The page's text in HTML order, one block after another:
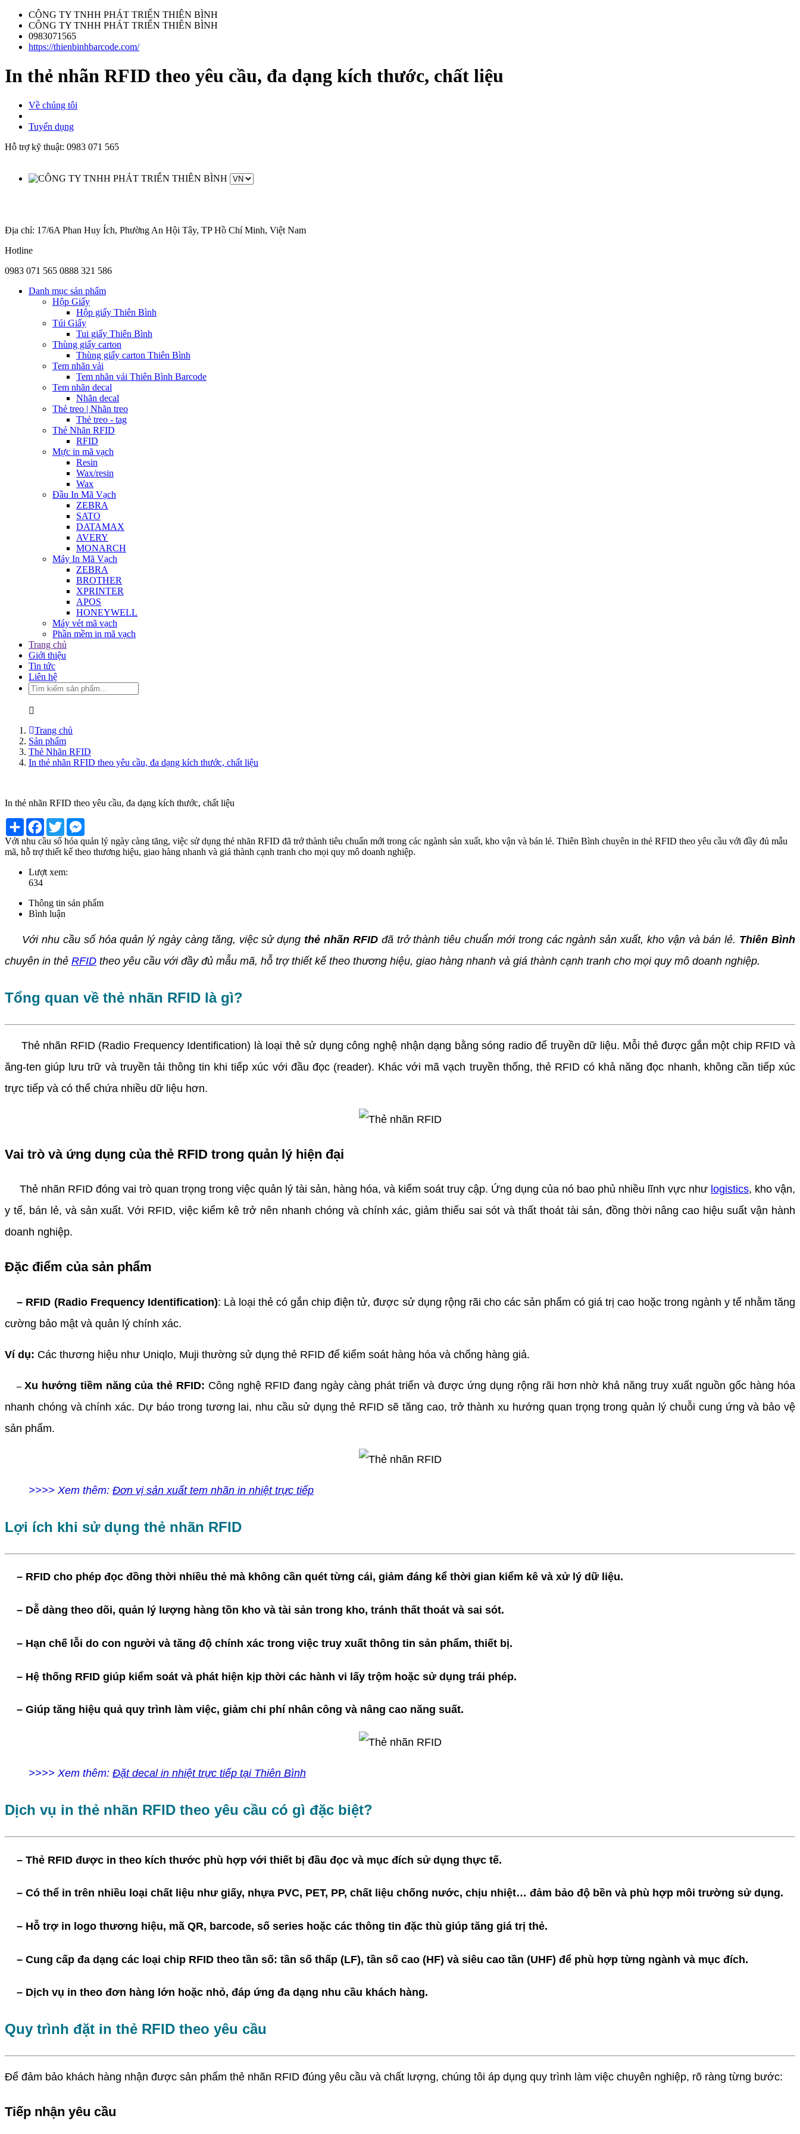
CÔNG TY TNHH PHÁT TRIỂN THIÊN BÌNH
CÔNG TY TNHH PHÁT TRIỂN THIÊN BÌNH
0983071565
https://thienbinhbarcode.com/
In thẻ nhãn RFID theo yêu cầu, đa dạng kích thước, chất liệu
Về chúng tôi
Tuyển dụng
Hỗ trợ kỹ thuật: 0983 071 565
Địa chỉ: 17/6A Phan Huy Ích, Phường An Hội Tây, TP Hồ Chí Minh, Việt Nam
Hotline
0983 071 565 0888 321 586
Danh mục sản phẩm
Hộp Giấy
Hộp giấy Thiên Bình
Túi Giấy
Tui giấy Thiên Bình
Thùng giấy carton
Thùng giấy carton Thiên Bình
Tem nhãn vải
Tem nhãn vải Thiên Bình Barcode
Tem nhãn decal
Nhãn decal
Thẻ treo | Nhãn treo
Thẻ treo - tag
Thẻ Nhãn RFID
RFID
Mực in mã vạch
Resin
Wax/resin
Wax
Đầu In Mã Vạch
ZEBRA
SATO
DATAMAX
AVERY
MONARCH
Máy In Mã Vạch
ZEBRA
BROTHER
XPRINTER
APOS
HONEYWELL
Máy vét mã vạch
Phần mềm in mã vạch
Trang chủ
Giới thiệu
Tin tức
Liên hệ
Trang chủ
Sản phẩm
Thẻ Nhãn RFID
In thẻ nhãn RFID theo yêu cầu, đa dạng kích thước, chất liệu
In thẻ nhãn RFID theo yêu cầu, đa dạng kích thước, chất liệu
Share Facebook
Twitter
Với nhu cầu số hóa quản lý ngày càng tăng, việc sử dụng thẻ nhãn RFID đã trở thành tiêu chuẩn mới trong các ngành sản xuất, kho vận và bán lẻ. Thiên Bình chuyên in thẻ RFID theo yêu cầu với đầy đủ mẫu
mã, hỗ trợ thiết kế theo thương hiệu, giao hàng nhanh và giá thành cạnh tranh cho mọi quy mô doanh nghiệp.
Lượt xem:
634
Thông tin sản phẩm
Bình luận
Với nhu cầu số hóa quản lý ngày càng tăng, việc sử dụngthẻ nhãn RFIDđã trở thành tiêu chuẩn mới trong các ngành sản xuất, kho vận và bán lẻ. Thiên Bình
chuyên in thẻ RFID theo yêu cầu với đầy đủ mẫu mã, hỗ trợ thiết kế theo thương hiệu, giao hàng nhanh và giá thành cạnh tranh cho mọi quy mô doanh nghiệp.
Tổng quan về thẻ nhãn RFID là gì?
Thẻ nhãn RFID (Radio Frequency Identification) là loại thẻ sử dụng công nghệ nhận dạng bằng sóng radio để truyền dữ liệu. Mỗi thẻ được gắn một chip RFID và
ăng-ten giúp lưu trữ và truyền tải thông tin khi tiếp xúc với đầu đọc (reader). Khác với mã vạch truyền thống, thẻ RFID có khả năng đọc nhanh, không cần tiếp xúc
trực tiếp và có thể chứa nhiều dữ liệu hơn.
Vai trò và ứng dụng của thẻ RFID trong quản lý hiện đại
Thẻ nhãn RFID đóng vai trò quan trọng trong việc quản lý tài sản, hàng hóa, và kiểm soát truy cập. Ứng dụng của nó bao phủ nhiều lĩnh vực như logistics, kho vận,
y tế, bán lẻ, và sản xuất. Với RFID, việc kiểm kê trở nên nhanh chóng và chính xác, giảm thiểu sai sót và thất thoát tài sản, đồng thời nâng cao hiệu suất vận hành
doanh nghiệp.
Đặc điểm của sản phẩm
– RFID (Radio Frequency Identification): Là loại thẻ có gắn chip điện tử, được sử dụng rộng rãi cho các sản phẩm có giá trị cao hoặc trong ngành y tế nhằm tăng
cường bảo mật và quản lý chính xác.
Ví dụ: Các thương hiệu như Uniqlo, Muji thường sử dụng thẻ RFID để kiểm soát hàng hóa và chống hàng giả.
– Xu hướng tiềm năng của thẻ RFID: Công nghệ RFID đang ngày càng phát triển và được ứng dụng rộng rãi hơn nhờ khả năng truy xuất nguồn gốc hàng hóa
nhanh chóng và chính xác. Dự báo trong tương lai, nhu cầu sử dụng thẻ RFID sẽ tăng cao, trở thành xu hướng quan trọng trong quản lý chuỗi cung ứng và bảo vệ
sản phẩm.
>>>> Xem thêm: Đơn vị sản xuất tem nhãn in nhiệt trực tiếp
Lợi ích khi sử dụng thẻ nhãn RFID
– RFID cho phép đọc đồng thời nhiều thẻ mà không cần quét từng cái, giảm đáng kể thời gian kiểm kê và xử lý dữ liệu.
– Dễ dàng theo dõi, quản lý lượng hàng tồn kho và tài sản trong kho, tránh thất thoát và sai sót.
– Hạn chế lỗi do con người và tăng độ chính xác trong việc truy xuất thông tin sản phẩm, thiết bị.
– Hệ thống RFID giúp kiểm soát và phát hiện kịp thời các hành vi lấy trộm hoặc sử dụng trái phép.
– Giúp tăng hiệu quả quy trình làm việc, giảm chi phí nhân công và nâng cao năng suất.
>>>> Xem thêm: Đặt decal in nhiệt trực tiếp tại Thiên Bình
Dịch vụ in thẻ nhãn RFID theo yêu cầu có gì đặc biệt?
– Thẻ RFID được in theo kích thước phù hợp với thiết bị đầu đọc và mục đích sử dụng thực tế.
– Có thể in trên nhiều loại chất liệu như giấy, nhựa PVC, PET, PP, chất liệu chống nước, chịu nhiệt… đảm bảo độ bền và phù hợp môi trường sử dụng.
– Hỗ trợ in logo thương hiệu, mã QR, barcode, số series hoặc các thông tin đặc thù giúp tăng giá trị thẻ.
– Cung cấp đa dạng các loại chip RFID theo tần số: tần số thấp (LF), tần số cao (HF) và siêu cao tần (UHF) để phù hợp từng ngành và mục đích.
– Dịch vụ in theo đơn hàng lớn hoặc nhỏ, đáp ứng đa dạng nhu cầu khách hàng.
Quy trình đặt in thẻ RFID theo yêu cầu
Để đảm bảo khách hàng nhận được sản phẩm thẻ nhãn RFID đúng yêu cầu và chất lượng, chúng tôi áp dụng quy trình làm việc chuyên nghiệp, rõ ràng từng bước:
Tiếp nhận yêu cầu